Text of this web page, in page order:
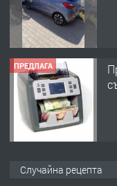
ПРЕДЛАГА
Случайна рецепта